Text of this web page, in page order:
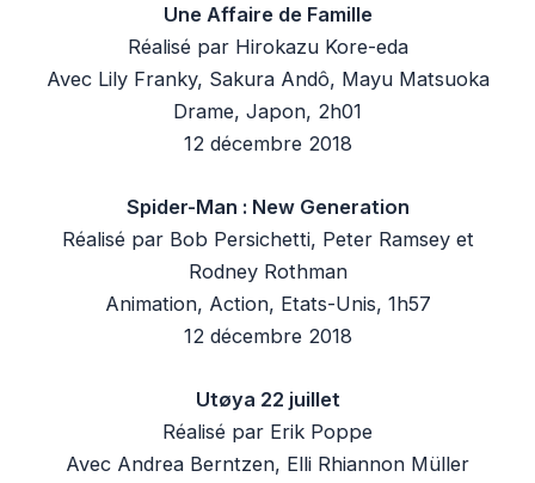
Une Affaire de Famille
Réalisé par Hirokazu Kore-eda
Avec Lily Franky, Sakura Andô, Mayu Matsuoka
Drame, Japon, 2h01
12 décembre 2018
Spider-Man : New Generation
Réalisé par Bob Persichetti, Peter Ramsey et
Rodney Rothman
Animation, Action, Etats-Unis, 1h57
12 décembre 2018
Utøya 22 juillet
Réalisé par Erik Poppe
Avec Andrea Berntzen, Elli Rhiannon Müller